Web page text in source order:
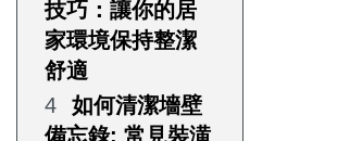
技巧：讓你的居
家環境保持整潔
舒適
如何清潔墻壁
備忘錄: 常見裝潢